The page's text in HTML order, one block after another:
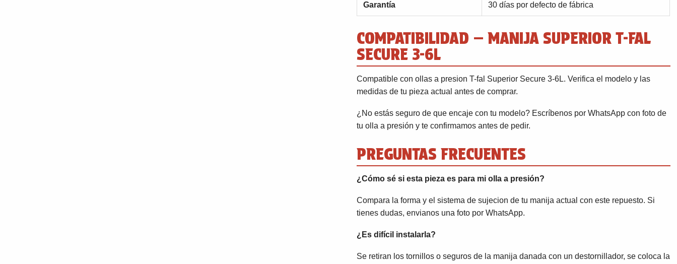
Garantía 30 días por defecto de fábrica
COMPATIBILIDAD — MANIJA SUPERIOR T-FAL
SECURE 3-6L
Compatible con ollas a presion T-fal Superior Secure 3-6L. Verifica el modelo y las
medidas de tu pieza actual antes de comprar.
¿No estás seguro de que encaje con tu modelo? Escríbenos por WhatsApp con foto de
tu olla a presión y te confirmamos antes de pedir.
PREGUNTAS FRECUENTES
¿Cómo sé si esta pieza es para mi olla a presión?
Compara la forma y el sistema de sujecion de tu manija actual con este repuesto. Si
tienes dudas, envianos una foto por WhatsApp.
¿Es difícil instalarla?
Se retiran los tornillos o seguros de la manija danada con un destornillador, se coloca la